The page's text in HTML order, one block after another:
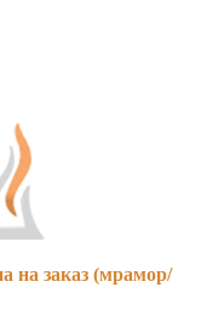
на заказ (мрамор/